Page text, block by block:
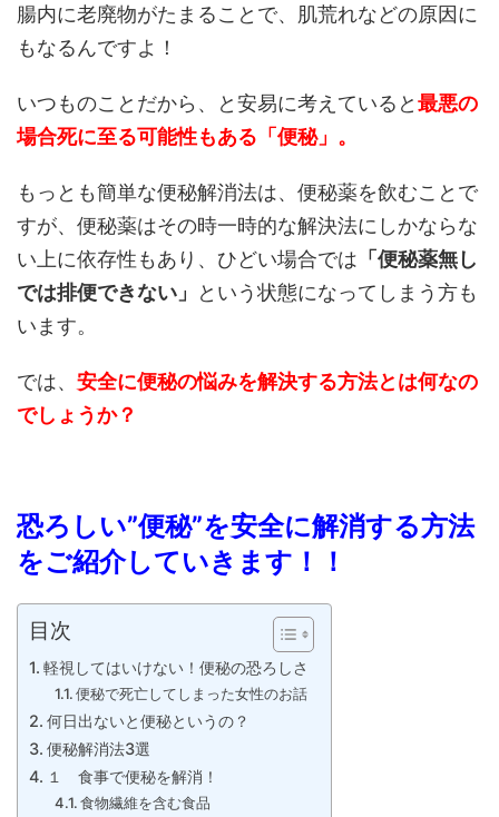
腸内に老廃物がたまることで、肌荒れなどの原因に
もなるんですよ！
いつものことだから、と安易に考えていると最悪の
場合死に至る可能性もある「便秘」。
もっとも簡単な便秘解消法は、便秘薬を飲むことで
すが、便秘薬はその時一時的な解決法にしかならな
い上に依存性もあり、ひどい場合では 「便秘薬無し
では排便できない」
という状態になってしまう方も
います。
では、 安全に便秘の悩みを解決する方法とは何なの
でしょうか？
恐ろしい”便秘”を安全に解消する方法
をご紹介していきます！！
目次
軽視してはいけない！便秘の恐ろしさ
便秘で死亡してしまった女性のお話
何日出ないと便秘というの？
便秘解消法3選
１ 食事で便秘を解消！
食物繊維を含む食品